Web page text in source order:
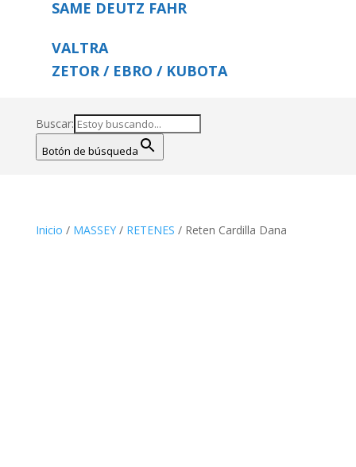
SAME DEUTZ FAHR
VALTRA
ZETOR / EBRO / KUBOTA
Buscar:
Botón de búsqueda
Inicio / MASSEY/ RETENES / Reten Cardilla Dana